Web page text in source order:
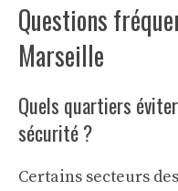
Questions
Marseille
Quels quartiers
sécurité ?
Certains secteurs